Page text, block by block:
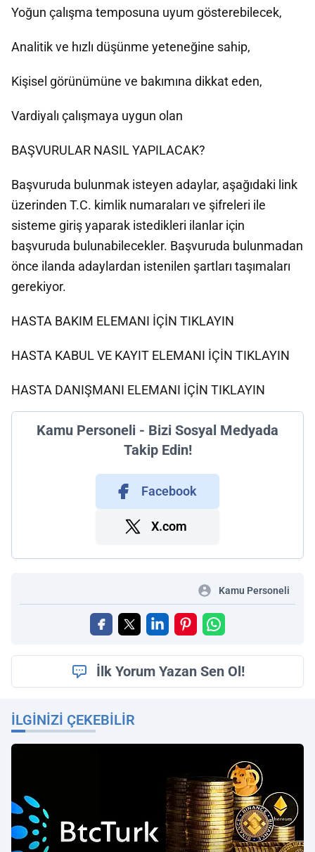
Yoğun çalışma temposuna uyum gösterebilecek,
Analitik ve hızlı düşünme yeteneğine sahip,
Kişisel görünümüne ve bakımına dikkat eden,
Vardiyalı çalışmaya uygun olan
BAŞVURULAR NASIL YAPILACAK?
Başvuruda bulunmak isteyen adaylar, aşağıdaki link
üzerinden T.C. kimlik numaraları ve şifreleri ile
sisteme giriş yaparak istedikleri ilanlar için
başvuruda bulunabilecekler. Başvuruda bulunmadan
önce ilanda adaylardan istenilen şartları taşımaları
gerekiyor.
HASTA BAKIM ELEMANI İÇİN TIKLAYIN
HASTA KABUL VE KAYIT ELEMANI İÇİN TIKLAYIN
HASTA DANIŞMANI ELEMANI İÇİN TIKLAYIN
Kamu Personeli - Bizi Sosyal Medyada
Takip Edin!
Facebook
X.com
Kamu Personeli
İlk Yorum Yazan Sen Ol!
İLGINIZI ÇEKEBILIR